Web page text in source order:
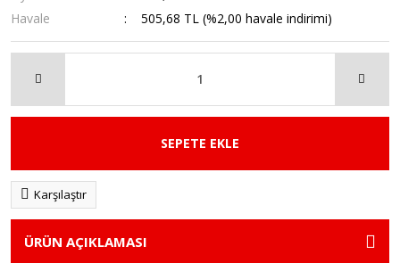
Havale
505,68 TL (%2,00 havale indirimi)
SEPETE EKLE
Karşılaştır
ÜRÜN AÇIKLAMASI